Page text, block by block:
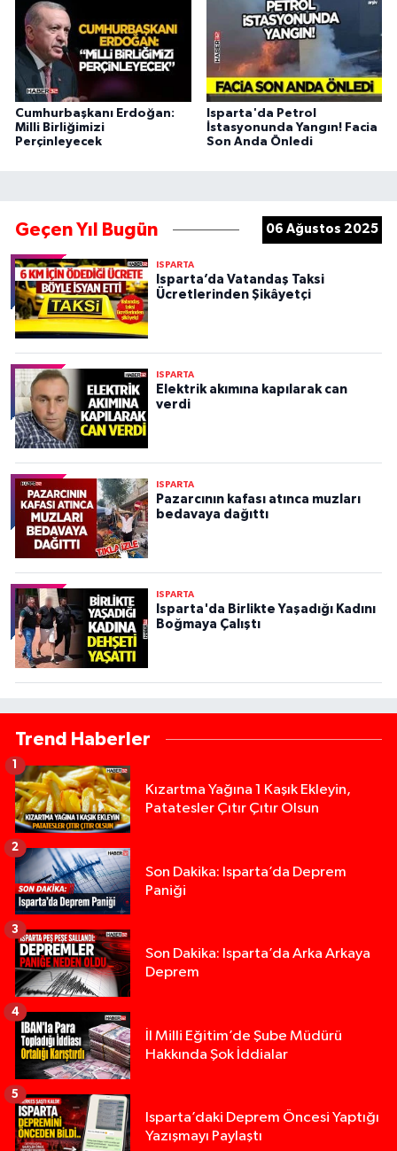
Cumhurbaşkanı Erdoğan:
Milli Birliğimizi
Perçinleyecek
Isparta'da Petrol
İstasyonunda Yangın! Facia
Son Anda Önledi
Geçen Yıl Bugün 06 Ağustos 2025
ISPARTA
Isparta’da Vatandaş Taksi
Ücretlerinden Şikâyetçi
ISPARTA
Elektrik akımına kapılarak can
verdi
ISPARTA
Pazarcının kafası atınca muzları
bedavaya dağıttı
ISPARTA
Isparta'da Birlikte Yaşadığı Kadını
Boğmaya Çalıştı
Trend Haberler
Kızartma Yağına 1 Kaşık Ekleyin,
Patatesler Çıtır Çıtır Olsun
1
Son Dakika: Isparta’da Deprem
Paniği
2
Son Dakika: Isparta’da Arka Arkaya
Deprem
3
İl Milli Eğitim’de Şube Müdürü
Hakkında Şok İddialar
4
Isparta’daki Deprem Öncesi Yaptığı
Yazışmayı Paylaştı
5
13:00 |Yığılca'da kardeşler arasındaki silahlı kavgada
12:48 |Tur teknesi çalışanlarının birbirine girdiği kavga